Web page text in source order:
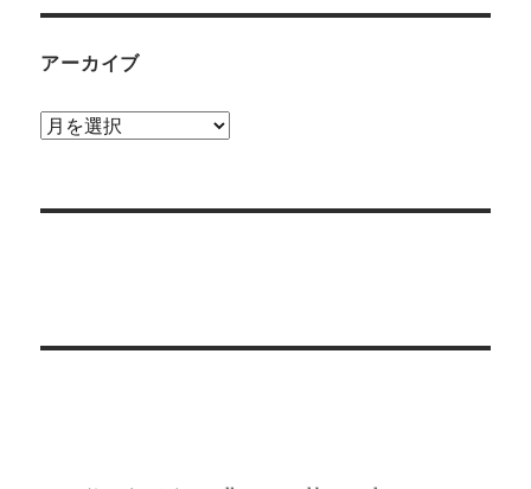
ー
アーカイブ
ア